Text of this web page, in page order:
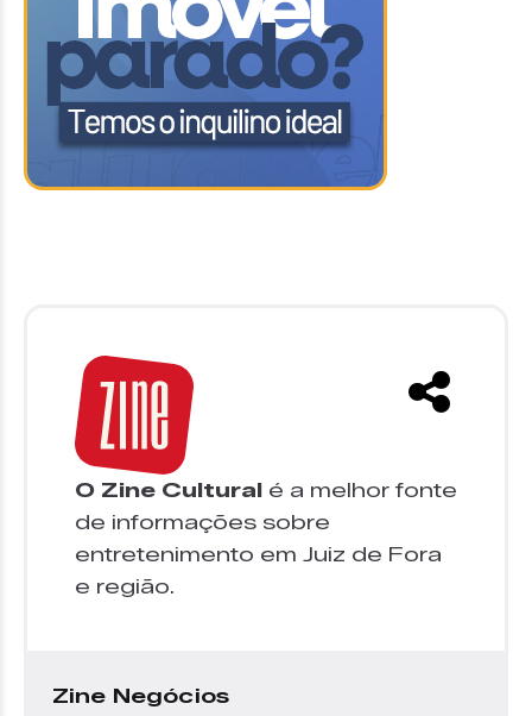
O Zine Cultural é a melhor fonte
de informações sobre
entretenimento em Juiz de Fora
e região.
Zine Negócios